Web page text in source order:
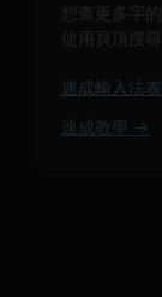
想查更多字
使用頁頂搜尋
速成輸入法
速成教學 →